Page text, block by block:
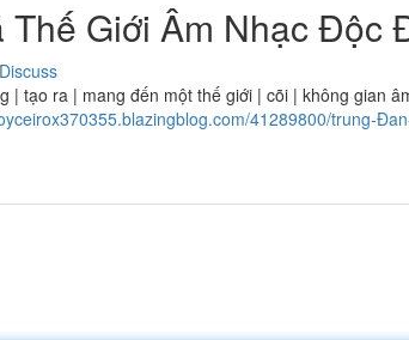
Giới Âm Nhạc Độc
Discuss
tạo ra | mang đến một thế giới | cõi | không gian
41289800/trung-